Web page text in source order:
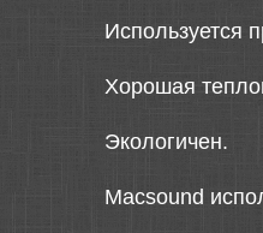
Используется
Хорошая
Экологичен.
Macsound